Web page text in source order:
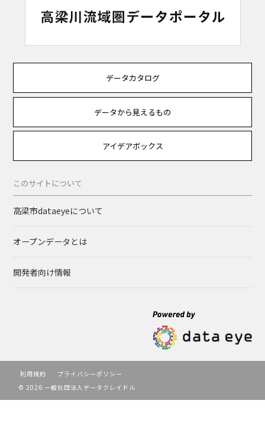
データカタログ
データから見えるもの
アイデアボックス
このサイトについて
高梁市dataeyeについて
オープンデータとは
開発者向け情報
利用規約
プライバシーポリシー
© 2026 一般社団法人データクレイドル